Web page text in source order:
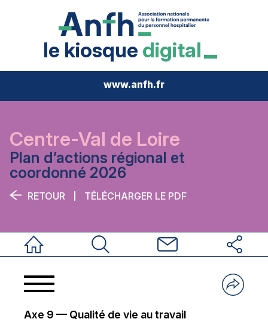
le kiosque digital
www.anfh.fr
Accueil Rechercher Nous contacter Réseaux
Centre-Val de Loire
Plan d’actions régional et
coordonné 2026
RETOUR TÉLÉCHARGER LE PDF
Axe 9 — Qualité de vie au travail